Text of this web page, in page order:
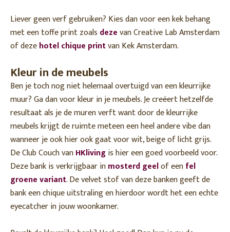
Liever geen verf gebruiken? Kies dan voor een kek behang
met een toffe print zoals dezevan Creative Lab Amsterdam
of dezehotel chique printvan Kek Amsterdam.
Kleur in de meubels
Ben je toch nog niet helemaal overtuigd van een kleurrijke
muur? Ga dan voor kleur in je meubels. Je creëert hetzelfde
resultaat als je de muren verft want door de kleurrijke
meubels krijgt de ruimte meteen een heel andere vibe dan
wanneer je ook hier ook gaat voor wit, beige of licht grijs.
De Club Couch vanHKliving is hier een goed voorbeeld voor.
Deze bank is verkrijgbaar inmosterd geelof eenfel
groene variant. De velvet stof van deze banken geeft de
bank een chique uitstraling en hierdoor wordt het een echte
eyecatcher in jouw woonkamer.